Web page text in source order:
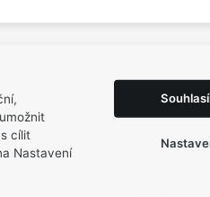
cílit
Nastavení